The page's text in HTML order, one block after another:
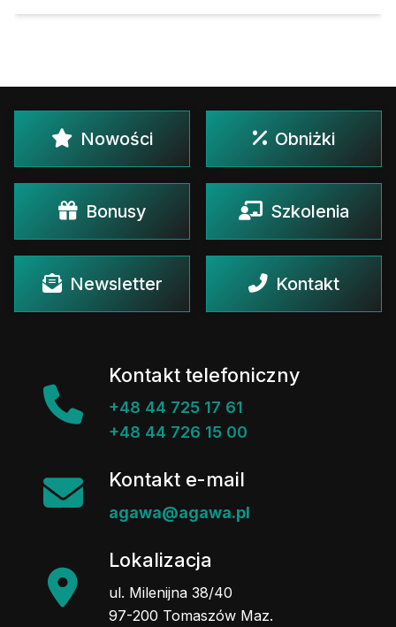
Nowości Obniżki
Bonusy Szkolenia
Newsletter Kontakt
Kontakt telefoniczny
+48 44 725 17 61
+48 44 726 15 00
Kontakt e-mail
agawa@agawa.pl
Lokalizacja
ul. Milenijna 38/40
97-200 Tomaszów Maz.